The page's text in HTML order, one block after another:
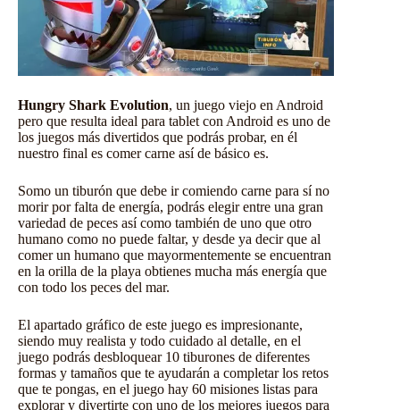
Hungry Shark Evolution, un juego viejo en Android
pero que resulta ideal para tablet con Android es uno de
los juegos más divertidos que podrás probar, en él
nuestro final es comer carne así de básico es.
Somo un tiburón que debe ir comiendo carne para sí no
morir por falta de energía, podrás elegir entre una gran
variedad de peces así como también de uno que otro
humano como no puede faltar, y desde ya decir que al
comer un humano que mayormentemente se encuentran
en la orilla de la playa obtienes mucha más energía que
con todo los peces del mar.
El apartado gráfico de este juego es impresionante,
siendo muy realista y todo cuidado al detalle, en el
juego podrás desbloquear 10 tiburones de diferentes
formas y tamaños que te ayudarán a completar los retos
que te pongas, en el juego hay 60 misiones listas para
explorar y divertirte con uno de los mejores juegos para